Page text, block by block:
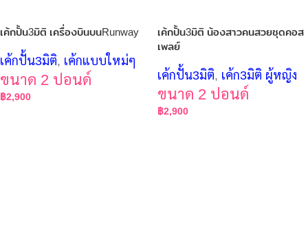
เค้กปั้น3มิติ เครื่องบินบนRunway
เค้กปั้น3มิติ, เค้กแบบใหม่ๆ
ขนาด 2 ปอนด์
฿2,900
เค้กปั้น3มิติ น้องสาวคนสวยชุดคอส
เพลย์
เค้กปั้น3มิติ, เค้ก3มิติ ผู้หญิง
ขนาด 2 ปอนด์
฿2,900